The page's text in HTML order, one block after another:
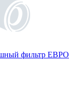
фильтр ЕВРО